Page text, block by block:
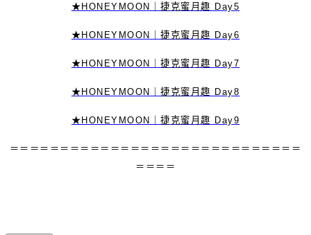
★HONEYMOON｜捷克蜜月趣 Day5
★HONEYMOON｜捷克蜜月趣 Day6
★HONEYMOON｜捷克蜜月趣 Day7
★HONEYMOON｜捷克蜜月趣 Day8
★HONEYMOON｜捷克蜜月趣 Day9
＝＝＝＝＝＝＝＝＝＝＝＝＝＝＝＝＝＝＝＝＝＝＝＝＝＝＝＝＝
＝＝＝＝